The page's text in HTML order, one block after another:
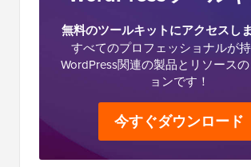
無料のツールキットにアクセスし
すべてのプロフェッショナルが
WordPress関連の製品とリソース
ョンです！
今すぐダウンロード